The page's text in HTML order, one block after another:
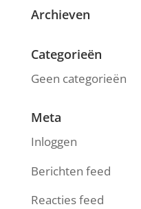
Archieven
Categorieën
Geen categorieën
Meta
Inloggen
Berichten feed
Reacties feed